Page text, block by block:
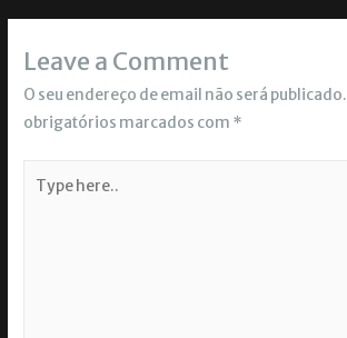
Leave a Comment
O seu endereço de email não será publicado.
obrigatórios marcados com *